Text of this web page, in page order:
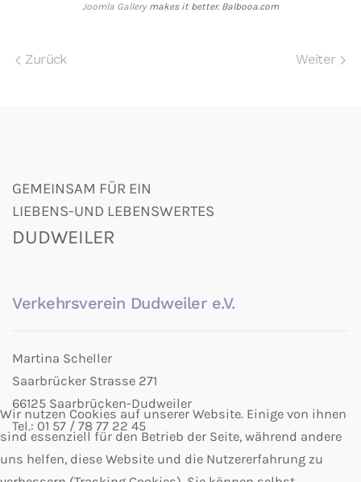
Joomla Gallerymakes it better. Balbooa.com
Zurück Weiter
GEMEINSAM FÜR EIN
LIEBENS-UND LEBENSWERTES
DUDWEILER
Verkehrsverein Dudweiler e.V.
Martina Scheller
Saarbrücker Strasse 271
66125 Saarbrücken-Dudweiler
Tel.: 01 57 / 78 77 22 45
Wir nutzen Cookies auf unserer Website. Einige von ihnen
sind essenziell für den Betrieb der Seite, während andere
uns helfen, diese Website und die Nutzererfahrung zu